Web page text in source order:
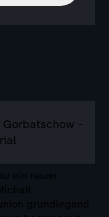
-
ein neuer
grundlegend